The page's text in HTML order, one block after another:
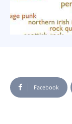
Facebook